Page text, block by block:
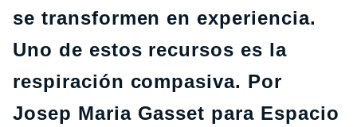
se transformen en experiencia.
Uno de estos recursos es la
respiración compasiva. Por
Josep Maria Gasset para Espacio